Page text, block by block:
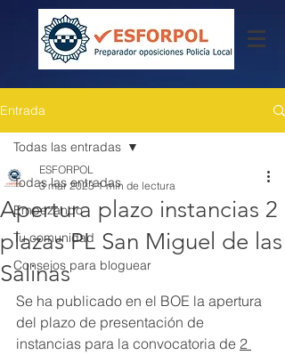
Entrada
Todas las entradas
Empezando
Tu comunidad
Consejos para bloguear
Todas las entradas
Apertura plazo instancias 2
plazas PL San Miguel de las
Salinas
ESFORPOL
3 mar 2023 1 min de lectura
Se ha publicado en el BOE la apertura
del plazo de presentación de
instancias para la convocatoria de 2